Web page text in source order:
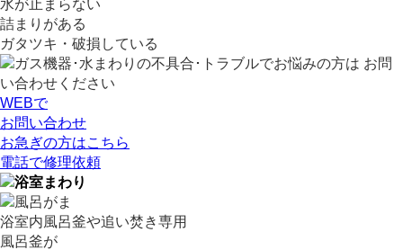
水が止まらない
詰まりがある
ガタツキ・破損している
WEBで
お問い合わせ
お急ぎの方はこちら
電話で修理依頼
浴室内風呂釜や追い焚き専用
風呂釜が